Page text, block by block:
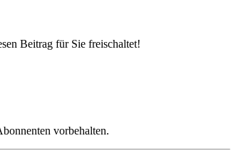
Beitrag für Sie freischaltet!
vorbehalten.